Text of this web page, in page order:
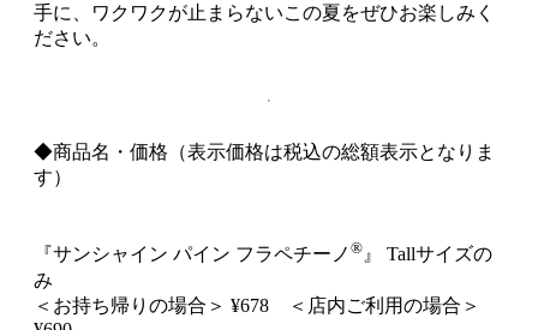
手に、ワクワクが止まらないこの夏をぜひお楽しみく
ださい。
◆商品名・価格（表示価格は税込の総額表示となりま
す）
『サンシャイン パイン フラペチーノ ®』 Tallサイズの
み
＜お持ち帰りの場合＞ ¥678 ＜店内ご利用の場合＞